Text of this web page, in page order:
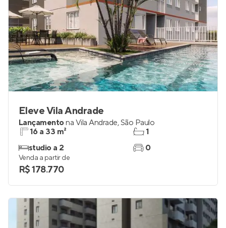
Eleve Vila Andrade
Lançamentona Vila Andrade,São Paulo
16 a 33 m²
studio a 2
1
0
Venda a partir de
R$ 178.770